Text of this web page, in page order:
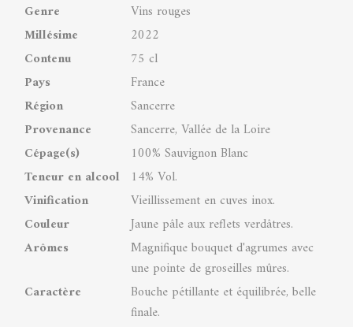
Genre
Vins rouges
Millésime
2022
Contenu
75 cl
Pays
France
Région
Sancerre
Provenance
Sancerre, Vallée de la Loire
Cépage(s)
100% Sauvignon Blanc
Teneur en alcool
14% Vol.
Vinification
Vieillissement en cuves inox.
Couleur
Jaune pâle aux reflets verdâtres.
Arômes
Magnifique bouquet d'agrumes avec
une pointe de groseilles mûres.
Caractère
Bouche pétillante et équilibrée, belle
finale.